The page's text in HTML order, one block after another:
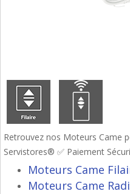
Retrouvez nos Moteurs Came
Servistores® ✅ Paiement
Moteurs Came
Moteurs Came